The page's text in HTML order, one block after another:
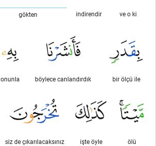
ve o ki
indirendir
gökten
bir ölçü ile
böylece canlandırdık
onunla
ölü
işte öyle
siz de çıkarılacaksınız